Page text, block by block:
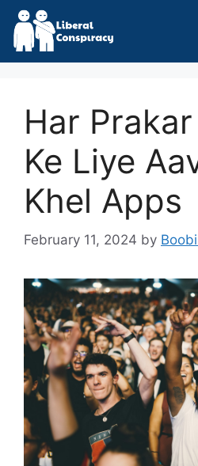
Skip
content
Har
Ke Liye
Khel Apps
February 11, 2024 by